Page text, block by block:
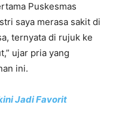
Puskesmas
saya merasa sakit di
ternyata di rujuk ke
ujar pria yang
ini.
Jadi Favorit